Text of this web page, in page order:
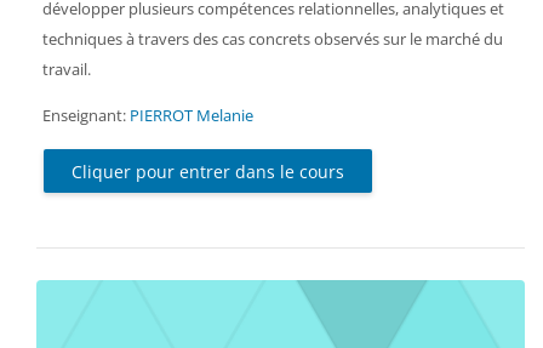
développer plusieurs compétences relationnelles, analytiques et
techniques à travers des cas concrets observés sur le marché du
travail.
Enseignant: PIERROT Melanie
Cliquer pour entrer dans le cours